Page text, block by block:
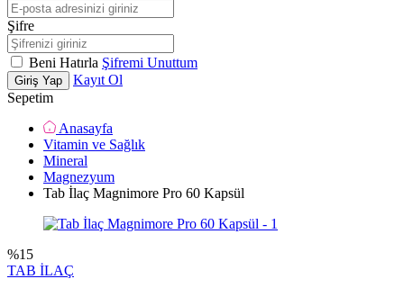
Şifre
Beni Hatırla Şifremi Unuttum
Giriş Yap
Kayıt Ol
Sepetim
Anasayfa
Vitamin ve Sağlık
Mineral
Magnezyum
Tab İlaç Magnimore Pro 60 Kapsül
%15
TAB İLAÇ